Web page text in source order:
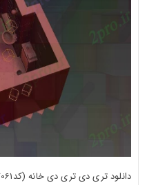
دانلود تری دی تری دی خانه (کد27061)